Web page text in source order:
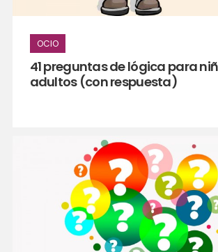
OCIO
41 preguntas de lógica para
adultos (con respuesta)